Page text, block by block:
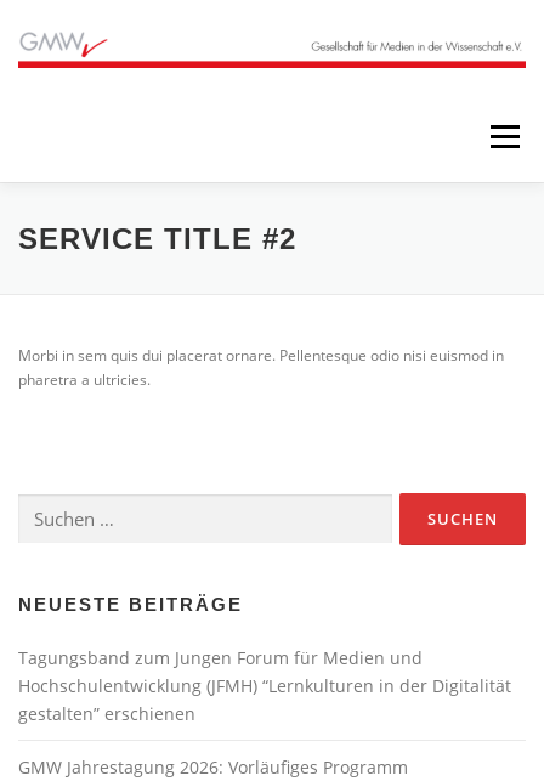
Inhalt
springen
Menü
STARTSEITE BLOG ÜBER UNS
SERVICE TITLE #2
Morbi in sem quis dui placerat ornare. Pellentesque odio nisi euismod in
pharetra a ultricies.
nach:
NEUESTE BEITRÄGE
Tagungsband zum Jungen Forum für Medien und
Hochschulentwicklung (JFMH) “Lernkulturen in der Digitalität
gestalten” erschienen
GMW Jahrestagung 2026: Vorläufiges Programm